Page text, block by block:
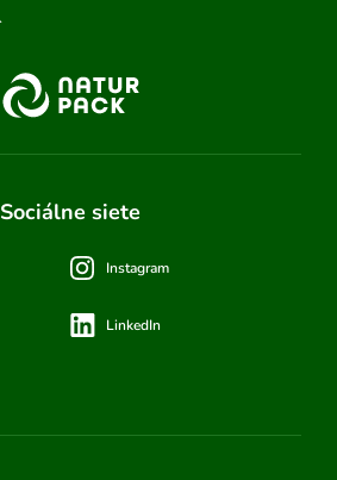
Sociálne siete
Instagram
LinkedIn